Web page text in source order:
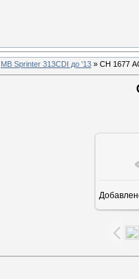
MB Sprinter 313CDI до '13 » СН 1677